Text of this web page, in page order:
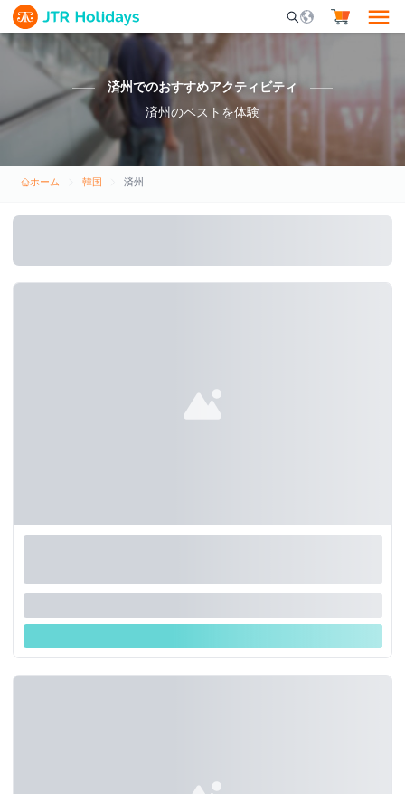
Mobile Search
済州でのおすすめアクティビティ
済州のベストを体験
ホーム 韓国 済州